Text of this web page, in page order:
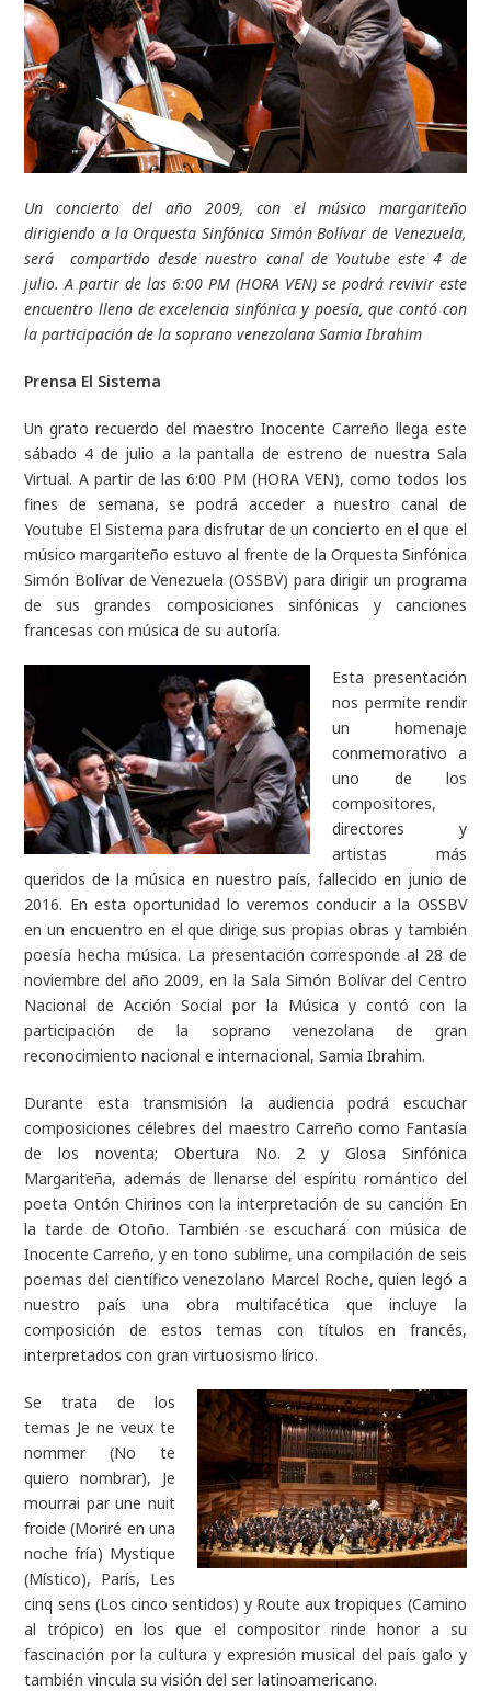
Un concierto del año 2009, con el músico margariteño
dirigiendo a la Orquesta Sinfónica Simón Bolívar de Venezuela,
será compartido desde nuestro canal de Youtube este 4 de
julio. A partir de las 6:00 PM (HORA VEN) se podrá revivir este
encuentro lleno de excelencia sinfónica y poesía, que contó con
la participación de la soprano venezolana Samia Ibrahim
Prensa El Sistema
Un grato recuerdo del maestro Inocente Carreño llega este
sábado 4 de julio a la pantalla de estreno de nuestra Sala
Virtual. A partir de las 6:00 PM (HORA VEN), como todos los
fines de semana, se podrá acceder a nuestro canal de
Youtube El Sistema para disfrutar de un concierto en el que el
músico margariteño estuvo al frente de la Orquesta Sinfónica
Simón Bolívar de Venezuela (OSSBV) para dirigir un programa
de sus grandes composiciones sinfónicas y canciones
francesas con música de su autoría.
Esta presentación
nos permite rendir
un homenaje
conmemorativo a
uno de los
compositores,
directores y
artistas más
queridos de la música en nuestro país, fallecido en junio de
2016. En esta oportunidad lo veremos conducir a la OSSBV
en un encuentro en el que dirige sus propias obras y también
poesía hecha música. La presentación corresponde al 28 de
noviembre del año 2009, en la Sala Simón Bolívar del Centro
Nacional de Acción Social por la Música y contó con la
participación de la soprano venezolana de gran
reconocimiento nacional e internacional, Samia Ibrahim.
Durante esta transmisión la audiencia podrá escuchar
composiciones célebres del maestro Carreño como Fantasía
de los noventa; Obertura No. 2 y Glosa Sinfónica
Margariteña, además de llenarse del espíritu romántico del
poeta Ontón Chirinos con la interpretación de su canción En
la tarde de Otoño. También se escuchará con música de
Inocente Carreño, y en tono sublime, una compilación de seis
poemas del científico venezolano Marcel Roche, quien legó a
nuestro país una obra multifacética que incluye la
composición de estos temas con títulos en francés,
interpretados con gran virtuosismo lírico.
Se trata de los
temas Je ne veux te
nommer (No te
quiero nombrar), Je
mourrai par une nuit
froide (Moriré en una
noche fría) Mystique
(Místico), París, Les
cinq sens (Los cinco sentidos) y Route aux tropiques (Camino
al trópico) en los que el compositor rinde honor a su
fascinación por la cultura y expresión musical del país galo y
también vincula su visión del ser latinoamericano.